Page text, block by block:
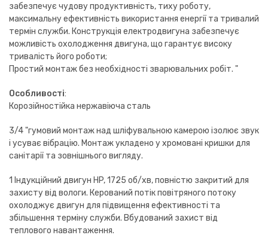
забезпечує чудову продуктивність, тиху роботу,
максимальну ефективність використання енергії та тривалий
термін служби. Конструкція електродвигуна забезпечує
можливість охолодження двигуна, що гарантує високу
тривалість його роботи;
Простий монтаж без необхідності зварювальних робіт. "
Особливості:
Корозійностійка нержавіюча сталь
3/4 "гумовий монтаж над шліфувальною камерою ізолює звук
і усуває вібрацію. Монтаж укладено у хромовані кришки для
санітарії та зовнішнього вигляду.
1 Індукційний двигун HP, 1725 об/хв, повністю закритий для
захисту від вологи. Керований потік повітряного потоку
охолоджує двигун для підвищення ефективності та
збільшення терміну служби. Вбудований захист від
теплового навантаження.